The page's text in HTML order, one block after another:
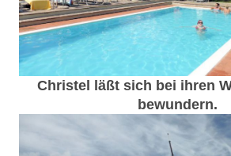
Christel läßt sich bei ihren
bewundern.